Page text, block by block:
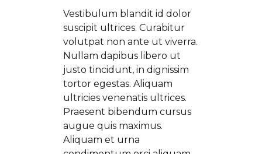
Vestibulum blandit id dolor
suscipit ultrices. Curabitur
volutpat non ante ut viverra.
Nullam dapibus libero ut
justo tincidunt, in dignissim
tortor egestas. Aliquam
ultricies venenatis ultrices.
Praesent bibendum cursus
augue quis maximus.
Aliquam et urna